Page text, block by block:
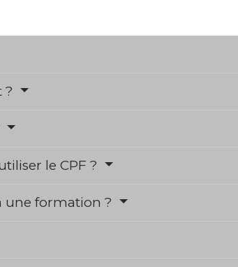
?
le CPF ?
une formation ?